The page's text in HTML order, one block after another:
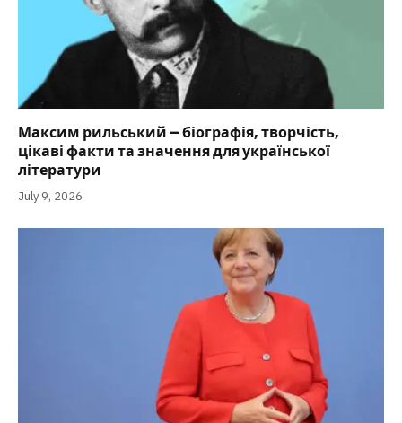
Максим рильський – біографія, творчість,
цікаві факти та значення для української
літератури
July 9, 2026